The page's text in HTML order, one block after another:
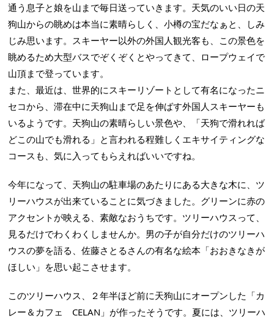
通う息子と娘を山まで毎日送っていきます。天気のいい日の天
狗山からの眺めは本当に素晴らしく、小樽の宝だなぁと、しみ
じみ思います。スキーヤー以外の外国人観光客も、この景色を
眺めるため大型バスでぞくぞくとやってきて、ロープウェイで
山頂まで登っています。
また、最近は、世界的にスキーリゾートとして有名になったニ
セコから、滞在中に天狗山まで足を伸ばす外国人スキーヤーも
いるようです。天狗山の素晴らしい景色や、「天狗で滑れれば
どこの山でも滑れる」と言われる程難しくエキサイティングな
コースも、気に入ってもらえればいいですね。
今年になって、天狗山の駐車場のあたりにある大きな木に、ツ
リーハウスが出来ていることに気づきました。グリーンに赤の
アクセントが映える、素敵なおうちです。ツリーハウスって、
見るだけでわくわくしませんか。男の子が自分だけのツリーハ
ウスの夢を語る、佐藤さとるさんの有名な絵本「おおきなきが
ほしい」を思い起こさせます。
このツリーハウス、２年半ほど前に天狗山にオープンした「カ
レー＆カフェ CELAN」が作ったそうです。夏には、ツリーハ